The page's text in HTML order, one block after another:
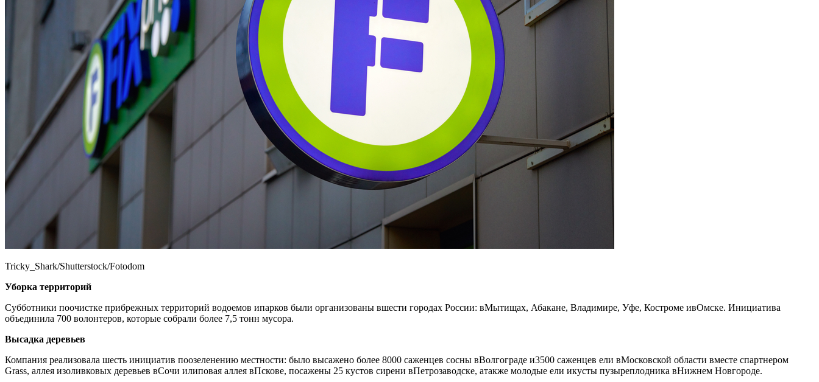
Tricky_Shark/Shutterstock/Fotodom
Уборка территорий
Субботники поочистке прибрежных территорий водоемов ипарков были организованы вшести городах России: вМытищах, Абакане, Владимире, Уфе, Костроме ивОмске. Инициатива
объединила 700 волонтеров, которые собрали более 7,5 тонн мусора.
Высадка деревьев
Компания реализовала шесть инициатив поозеленению местности: было высажено более 8000 саженцев сосны вВолгограде и3500 саженцев ели вМосковской области вместе спартнером
Grass, аллея изоливковых деревьев вСочи илиповая аллея вПскове, посажены 25 кустов сирени вПетрозаводске, атакже молодые ели икусты пузыреплодника вНижнем Новгороде.